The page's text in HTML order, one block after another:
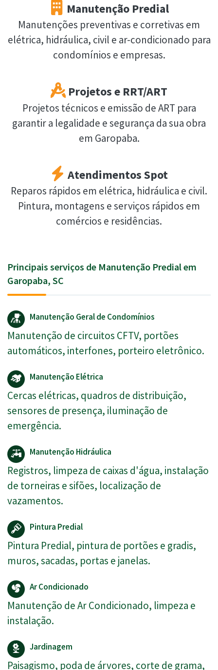
Manutenção Predial
Manutenções preventivas e corretivas em
elétrica, hidráulica, civil e ar-condicionado para
condomínios e empresas.
Projetos e RRT/ART
Projetos técnicos e emissão de ART para
garantir a legalidade e segurança da sua obra
em Garopaba.
Atendimentos Spot
Reparos rápidos em elétrica, hidráulica e civil.
Pintura, montagens e serviços rápidos em
comércios e residências.
Principais serviços de Manutenção Predial em
Garopaba, SC
Manutenção Geral de Condomínios
Manutenção de circuitos CFTV, portões
automáticos, interfones, porteiro eletrônico.
Manutenção Elétrica
Cercas elétricas, quadros de distribuição,
sensores de presença, iluminação de
emergência.
Manutenção Hidráulica
Registros, limpeza de caixas d'água, instalação
de torneiras e sifões, localização de
vazamentos.
Pintura Predial
Pintura Predial, pintura de portões e gradis,
muros, sacadas, portas e janelas.
Ar Condicionado
Manutenção de Ar Condicionado, limpeza e
instalação.
Jardinagem
Paisagismo, poda de árvores, corte de grama,